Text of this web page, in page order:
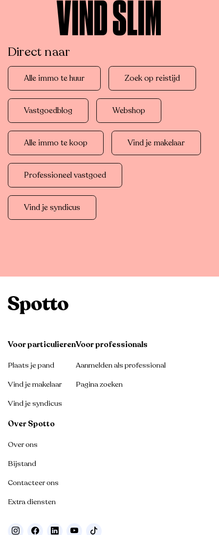
VIND SLIM
Direct naar
Alle immo te huur Zoek op reistijd
Vastgoedblog Webshop
Alle immo te koop Vind je makelaar
Professioneel vastgoed
Vind je syndicus
Voor particulieren
Plaats je pand
Vind je makelaar
Vind je syndicus
Voor professionals
Aanmelden als professional
Pagina zoeken
Over Spotto
Over ons
Bijstand
Contacteer ons
Extra diensten